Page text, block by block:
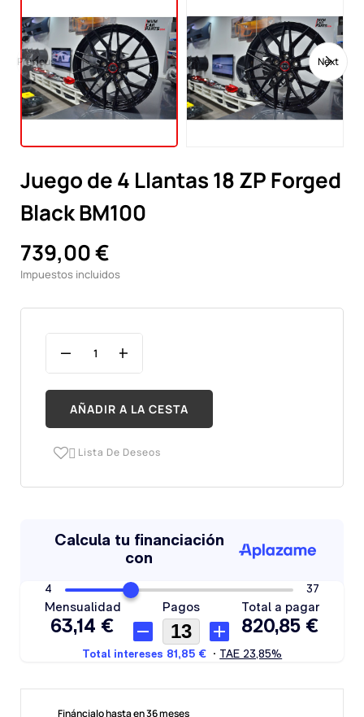
Previous Next
Juego de 4 Llantas 18 ZP Forged
Black BM100
739,00 €
Impuestos incluidos
AÑADIR A LA CESTA
 Lista De Deseos
Fináncialo hasta en 36 meses